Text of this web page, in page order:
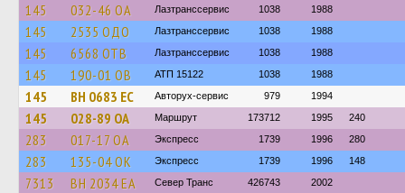
145 032-46 ОА Лазтранссервис 1038 1988
145 2535 ОДО Лазтранссервис 1038 1988
145 6568 ОТВ Лазтранссервис 1038 1988
145 190-01 ОВ АТП 15122 1038 1988
145 BH 0683 EC Авторух-сервис 979 1994
145 028-89 ОА Маршрут 173712 1995 240
283 017-17 ОА Экспресс 1739 1996 280
283 135-04 ОК Экспресс 1739 1996 148
7313 BH 2034 EA Север Транс 426743 2002